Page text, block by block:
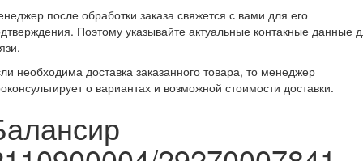
после обработки заказа свяжется с вами для его
Поэтому указывайте актуальные контакные данные
необходима доставка заказанного товара, то менеджер
о вариантах и возможной стоимости доставки.